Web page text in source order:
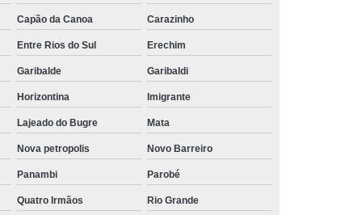
Sextavado
Parafuso 12mm Sextavado
8mm Sextavado
Parafuso Sextavado 10mm
Sextavado 6mm
Parafuso Sextavado 8mm
Parafuso Sextavado Interno
Rosca Inteira
Capão da Canoa Carazinho
Entre Rios do Sul Erechim
Garibalde Garibaldi
Horizontina Imigrante
Lajeado do Bugre Mata
Nova petropolis Novo Barreiro
Panambi Parobé
Quatro Irmãos Rio Grande